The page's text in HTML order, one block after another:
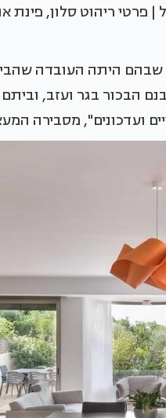
| פרטי ריהוט סלון, פינת
שבהם היתה העובדה
הבכור בגר ועזב,
ועדכונים", מסבירה